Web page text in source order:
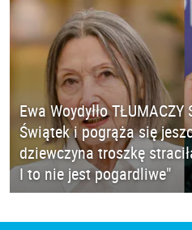
Ewa Woydyłło
Świątek i pogrąża się
dziewczyna troszkę
I to nie jest pogardliwe"